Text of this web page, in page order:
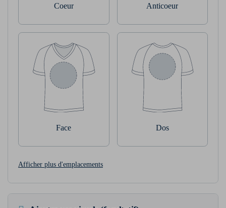
Coeur Anticoeur
Face Dos
Afficher plus d'emplacements